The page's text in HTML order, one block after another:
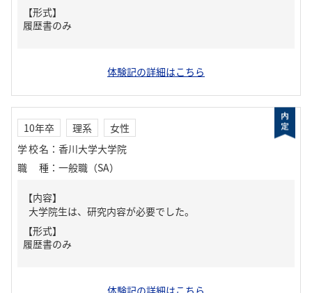
【形式】
履歴書のみ
体験記の詳細はこちら
10年卒 理系
女性
学校名 ： 香川大学大学院
職種 ： 一般職（SA）
【内容】
大学院生は、研究内容が必要でした。
【形式】
履歴書のみ
体験記の詳細はこちら